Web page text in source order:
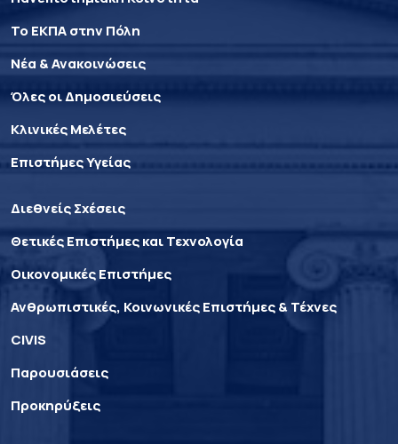
Το ΕΚΠΑ στην Πόλη
Νέα & Ανακοινώσεις
Όλες οι Δημοσιεύσεις
Κλινικές Μελέτες
Επιστήμες Υγείας
Διεθνείς Σχέσεις
Θετικές Επιστήμες και Τεχνολογία
Οικονομικές Επιστήμες
Ανθρωπιστικές, Κοινωνικές Επιστήμες & Τέχνες
CIVIS
Παρουσιάσεις
Προκηρύξεις